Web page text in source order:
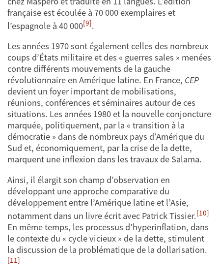
française est écoulée à 70 000 exemplaires et
l’espagnole à 40 000[9].
Les années 1970 sont également celles des nombreux
coups d’États militaire et des « guerres sales » menées
contre différents mouvements de la gauche
révolutionnaire en Amérique latine. En France, CEP
devient un foyer important de mobilisations,
réunions, conférences et séminaires autour de ces
situations. Les années 1980 et la nouvelle conjoncture
marquée, politiquement, par la « transition à la
démocratie » dans de nombreux pays d’Amérique du
Sud et, économiquement, par la crise de la dette,
marquent une inflexion dans les travaux de Salama.
Ainsi, il élargit son champ d’observation en
développant une approche comparative du
développement entre l’Amérique latine et l’Asie,
notamment dans un livre écrit avec Patrick Tissier.[10]
En même temps, les processus d’hyperinflation, dans
le contexte du « cycle vicieux » de la dette, stimulent
la discussion de la problématique de la dollarisation.
[11]